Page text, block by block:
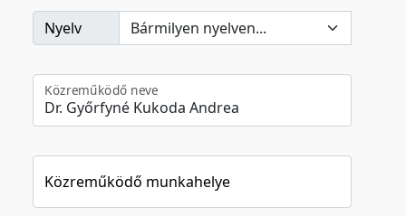
Nyelv
Közreműködő neve
Közreműködő munkahelye